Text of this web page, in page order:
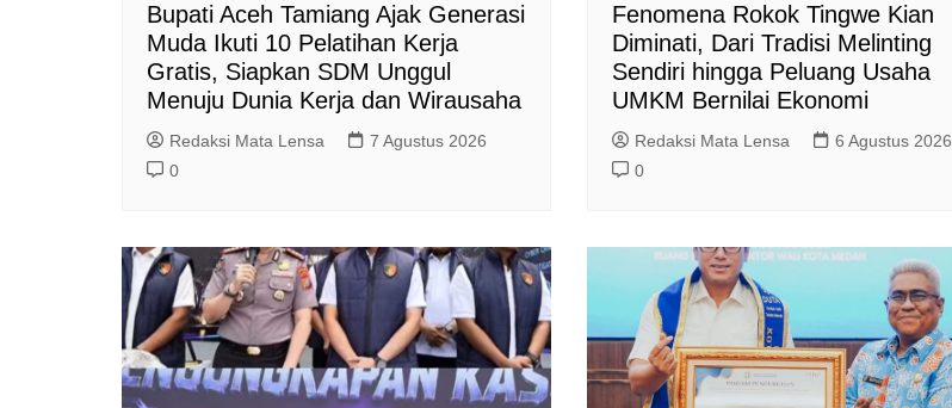
Bupati Aceh Tamiang Ajak Generasi
Muda Ikuti 10 Pelatihan Kerja
Gratis, Siapkan SDM Unggul
Menuju Dunia Kerja dan Wirausaha
Redaksi Mata Lensa
7 Agustus 2026
0
Fenomena Rokok Tingwe Kian
Diminati, Dari Tradisi Melinting
Sendiri hingga Peluang Usaha
UMKM Bernilai Ekonomi
Redaksi Mata Lensa
6 Agustus 2026
0